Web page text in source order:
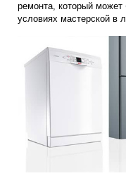
ремонта, который
условиях мастерской в